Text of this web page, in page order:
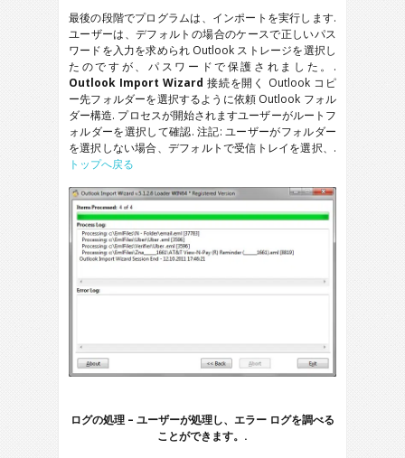
最後の段階でプログラムは、インポートを実行します.
ユーザーは、デフォルトの場合のケースで正しいパス
ワードを入力を求められ Outlook ストレージを選択し
たのですが、パスワードで保護されました。.
Outlook Import Wizard 接続を開く Outlook コピ
ー先フォルダーを選択するように依頼 Outlook フォル
ダー構造. プロセスが開始されますユーザーがルートフ
ォルダーを選択して確認. 注記: ユーザーがフォルダー
を選択しない場合、デフォルトで受信トレイを選択、.
トップへ戻る
ログの処理 – ユーザーが処理し、エラー ログを調べる
ことができます。.